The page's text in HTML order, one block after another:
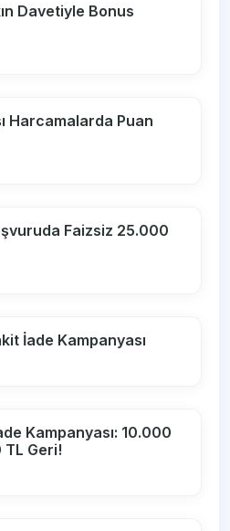
Davetiyle Bonus
Harcamalarda Puan
Faizsiz 25.000
İade Kampanyası
Kampanyası: 10.000
TL Geri!